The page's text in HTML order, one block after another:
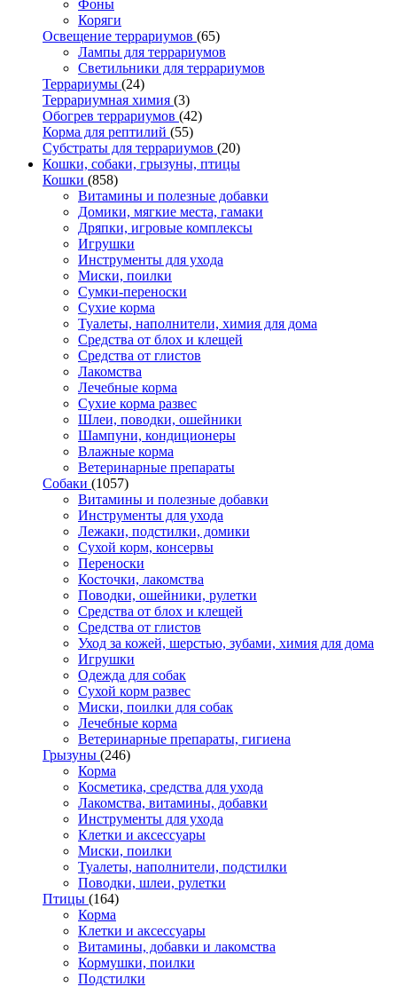
Фоны
Коряги
Освещение террариумов (65)
Лампы для террариумов
Светильники для террариумов
Террариумы (24)
Террариумная химия (3)
Обогрев террариумов (42)
Корма для рептилий (55)
Субстраты для террариумов (20)
Кошки, собаки, грызуны, птицы
Кошки (858)
Витамины и полезные добавки
Домики, мягкие места, гамаки
Дряпки, игровые комплексы
Игрушки
Инструменты для ухода
Миски, поилки
Сумки-переноски
Сухие корма
Туалеты, наполнители, химия для дома
Средства от блох и клещей
Средства от глистов
Лакомства
Лечебные корма
Сухие корма развес
Шлеи, поводки, ошейники
Шампуни, кондиционеры
Влажные корма
Ветеринарные препараты
Собаки (1057)
Витамины и полезные добавки
Инструменты для ухода
Лежаки, подстилки, домики
Сухой корм, консервы
Переноски
Косточки, лакомства
Поводки, ошейники, рулетки
Средства от блох и клещей
Средства от глистов
Уход за кожей, шерстью, зубами, химия для дома
Игрушки
Одежда для собак
Сухой корм развес
Миски, поилки для собак
Лечебные корма
Ветеринарные препараты, гигиена
Грызуны (246)
Корма
Косметика, средства для ухода
Лакомства, витамины, добавки
Инструменты для ухода
Клетки и аксессуары
Миски, поилки
Туалеты, наполнители, подстилки
Поводки, шлеи, рулетки
Птицы (164)
Корма
Клетки и аксессуары
Витамины, добавки и лакомства
Кормушки, поилки
Подстилки